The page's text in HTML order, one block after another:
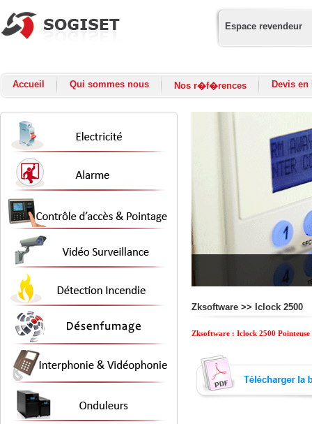
Espace revendeur
Accueil Qui sommes nous Nos r�f�rences Devis
Zksoftware >> Iclock 2500
Zksoftware : Iclock 2500